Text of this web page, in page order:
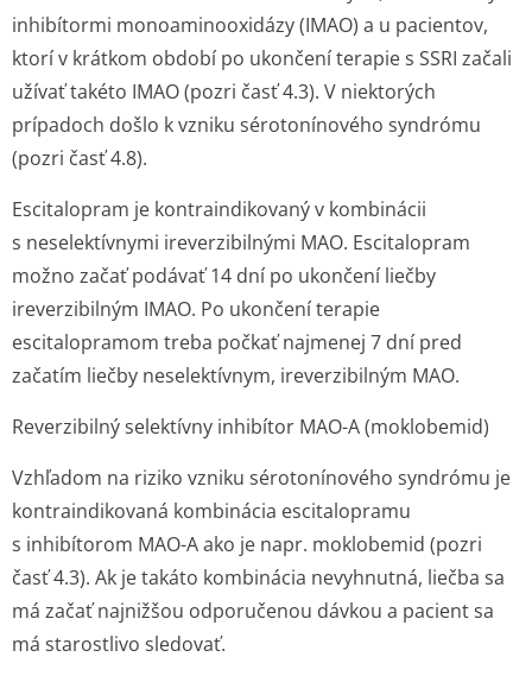
inhibítormi monoaminooxidázy (IMAO) a u pacientov,
ktorí v krátkom období po ukončení terapie s SSRI začali
užívať takéto IMAO (pozri časť 4.3). V niektorých
prípadoch došlo k vzniku sérotonínového syndrómu
(pozri časť 4.8).
Escitalopram je kontraindikovaný v kombinácii
s neselektívnymi ireverzibilnými MAO. Escitalopram
možno začať podávať 14 dní po ukončení liečby
ireverzibilným IMAO. Po ukončení terapie
escitalopramom treba počkať najmenej 7 dní pred
začatím liečby neselektívnym, ireverzibilným MAO.
Reverzibilný selektívny inhibítor MAO-A (moklobemid)
Vzhľadom na riziko vzniku sérotonínového syndrómu je
kontraindikovaná kombinácia escitalopramu
s inhibítorom MAO-A ako je napr. moklobemid (pozri
časť 4.3). Ak je takáto kombinácia nevyhnutná, liečba sa
má začať najnižšou odporučenou dávkou a pacient sa
má starostlivo sledovať.